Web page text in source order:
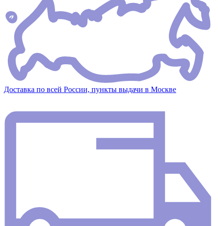
Доставка по всей России, пункты выдачи в Москве